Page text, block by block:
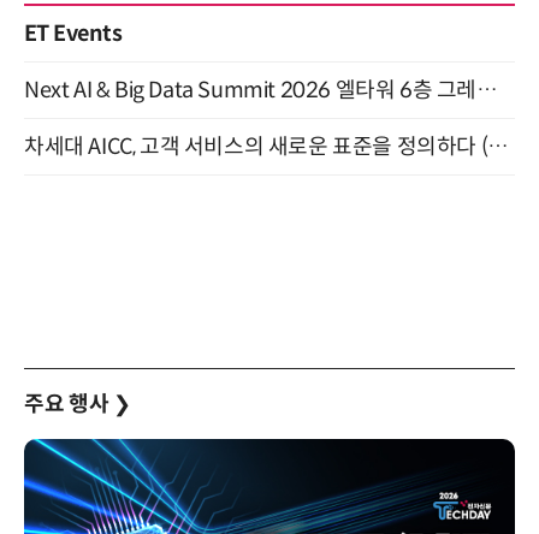
ET Events
Next AI & Big Data Summit 2026 엘타워 6층 그레이스홀 개최 (9/18)
차세대 AICC, 고객 서비스의 새로운 표준을 정의하다 (9/9)
주요 행사 ❯